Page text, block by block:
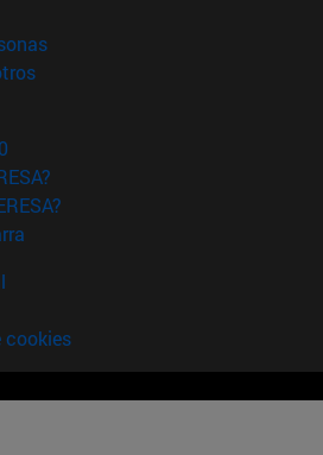
(abre en nueva ventana)
(abre en nueva ventana)
cookies